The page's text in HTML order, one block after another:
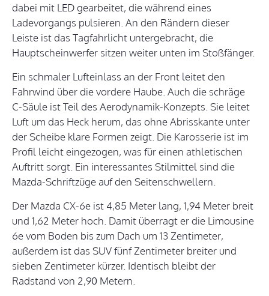
dabei mit LED gearbeitet, die während eines
Ladevorgangs pulsieren. An den Rändern dieser
Leiste ist das Tagfahrlicht untergebracht, die
Hauptscheinwerfer sitzen weiter unten im Stoßfänger.
Ein schmaler Lufteinlass an der Front leitet den
Fahrwind über die vordere Haube. Auch die schräge
C-Säule ist Teil des Aerodynamik-Konzepts. Sie leitet
Luft um das Heck herum, das ohne Abrisskante unter
der Scheibe klare Formen zeigt. Die Karosserie ist im
Profil leicht eingezogen, was für einen athletischen
Auftritt sorgt. Ein interessantes Stilmittel sind die
Mazda-Schriftzüge auf den Seitenschwellern.
Der Mazda CX-6e ist 4,85 Meter lang, 1,94 Meter breit
und 1,62 Meter hoch. Damit überragt er die Limousine
6e vom Boden bis zum Dach um 13 Zentimeter,
außerdem ist das SUV fünf Zentimeter breiter und
sieben Zentimeter kürzer. Identisch bleibt der
Radstand von 2,90 Metern.